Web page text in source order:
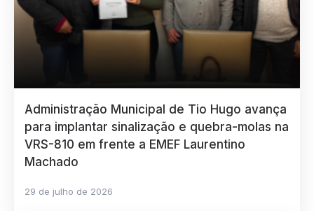
Administração Municipal de Tio Hugo avança
para implantar sinalização e quebra-molas na
VRS-810 em frente a EMEF Laurentino
Machado
29 de julho de 2026